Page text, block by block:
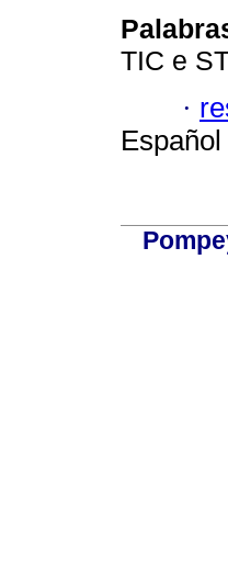
TIC e
·
Español